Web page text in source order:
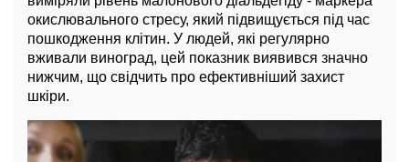
окислювального стресу, який підвищується під час
пошкодження клітин. У людей, які регулярно
вживали виноград, цей показник виявився значно
нижчим, що свідчить про ефективніший захист
шкіри.